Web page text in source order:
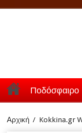
Ποδόσφαιρο
Αρχική / Kokkina.gr